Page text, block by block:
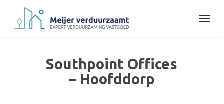
Menu
Southpoint Offices
– Hoofddorp